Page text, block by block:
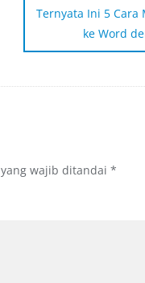
Ternyata Ini 5 Cara
ke Word
yang wajib ditandai *